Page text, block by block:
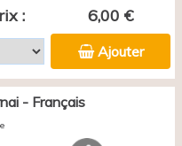
: 6,00 €
Ajouter
- Français